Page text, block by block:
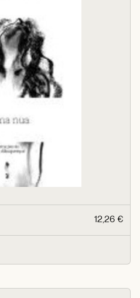
12,26 €